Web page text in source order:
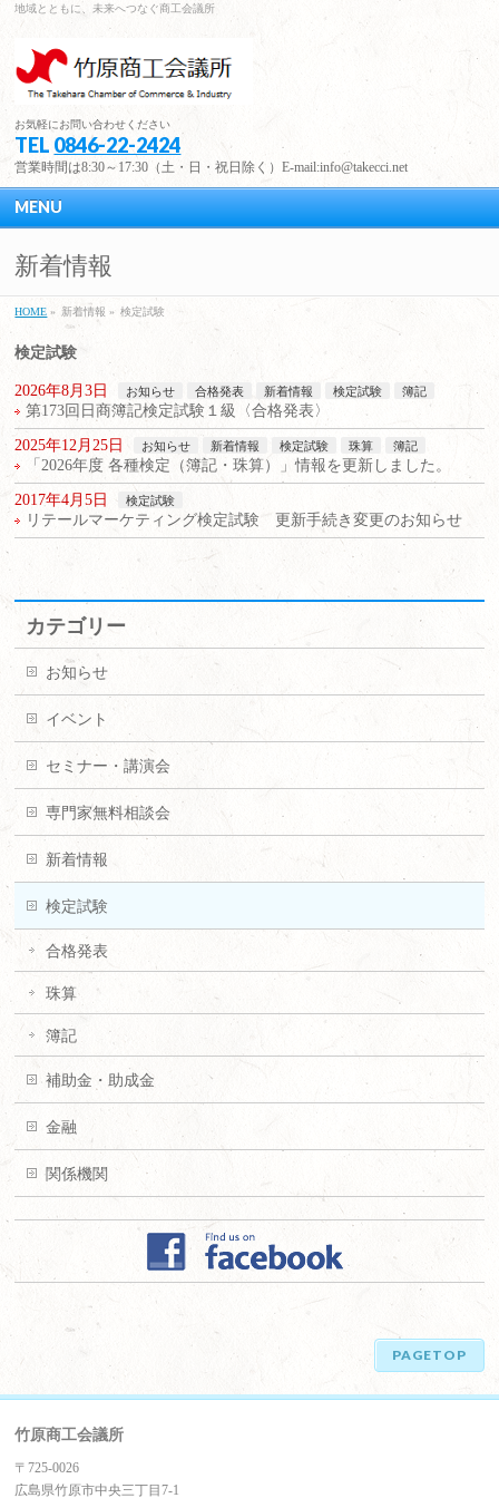
地域とともに、未来へつなぐ商工会議所
お気軽にお問い合わせください
TEL 0846-22-2424
営業時間は8:30～17:30（土・日・祝日除く）E-mail:info@takecci.net
MENU
新着情報
HOME » 新着情報 » 検定試験
検定試験
2026年8月3日 お知らせ 合格発表 新着情報 検定試験 簿記
第173回日商簿記検定試験１級〈合格発表〉
2025年12月25日 お知らせ 新着情報 検定試験 珠算 簿記
「2026年度 各種検定（簿記・珠算）」情報を更新しました。
2017年4月5日 検定試験
リテールマーケティング検定試験 更新手続き変更のお知らせ
カテゴリー
お知らせ
イベント
セミナー・講演会
専門家無料相談会
新着情報
検定試験
合格発表
珠算
簿記
補助金・助成金
金融
関係機関
PAGETOP
竹原商工会議所
〒725-0026
広島県竹原市中央三丁目7-1